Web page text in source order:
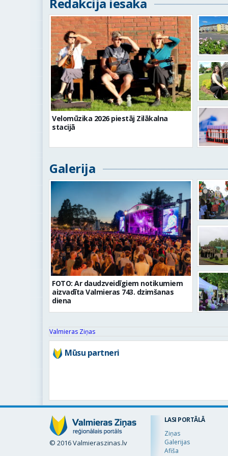
Velomūzika 2026 piestāj Zilākalna
stacijā
Galerija
FOTO: Ar daudzveidīgiem notikumiem
aizvadīta Valmieras 743. dzimšanas
diena
Valmieras Ziņas
Mūsu partneri
© 2016 Valmieraszinas.lv
LASI PORTĀLĀ
Ziņas
Galerijas
Afiša